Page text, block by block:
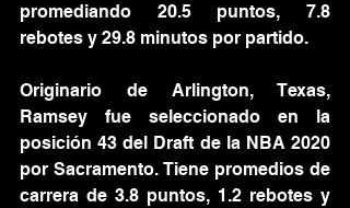
promediando 20.5 puntos, 7.8
rebotes y 29.8 minutos por partido.
Originario de Arlington, Texas,
Ramsey fue seleccionado en la
posición 43 del Draft de la NBA 2020
por Sacramento. Tiene promedios de
carrera de 3.8 puntos, 1.2 rebotes y